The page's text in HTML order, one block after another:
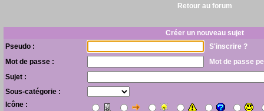
Retour au forum
Créer un nouveau sujet
Pseudo :
S'inscrire ?
Mot de passe :
Mot de passe
Sujet :
Sous-catégorie :
Icône :